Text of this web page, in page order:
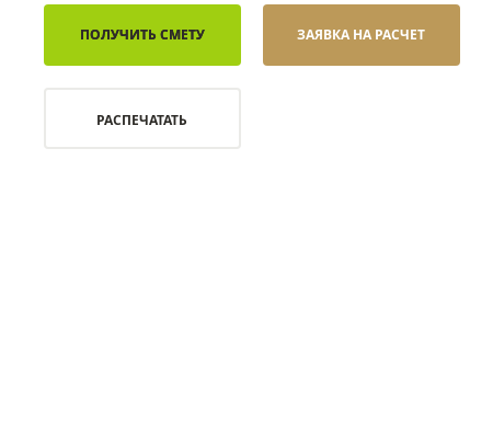
ПОЛУЧИТЬ СМЕТУ ЗАЯВКА НА РАСЧЕТ
РАСПЕЧАТАТЬ